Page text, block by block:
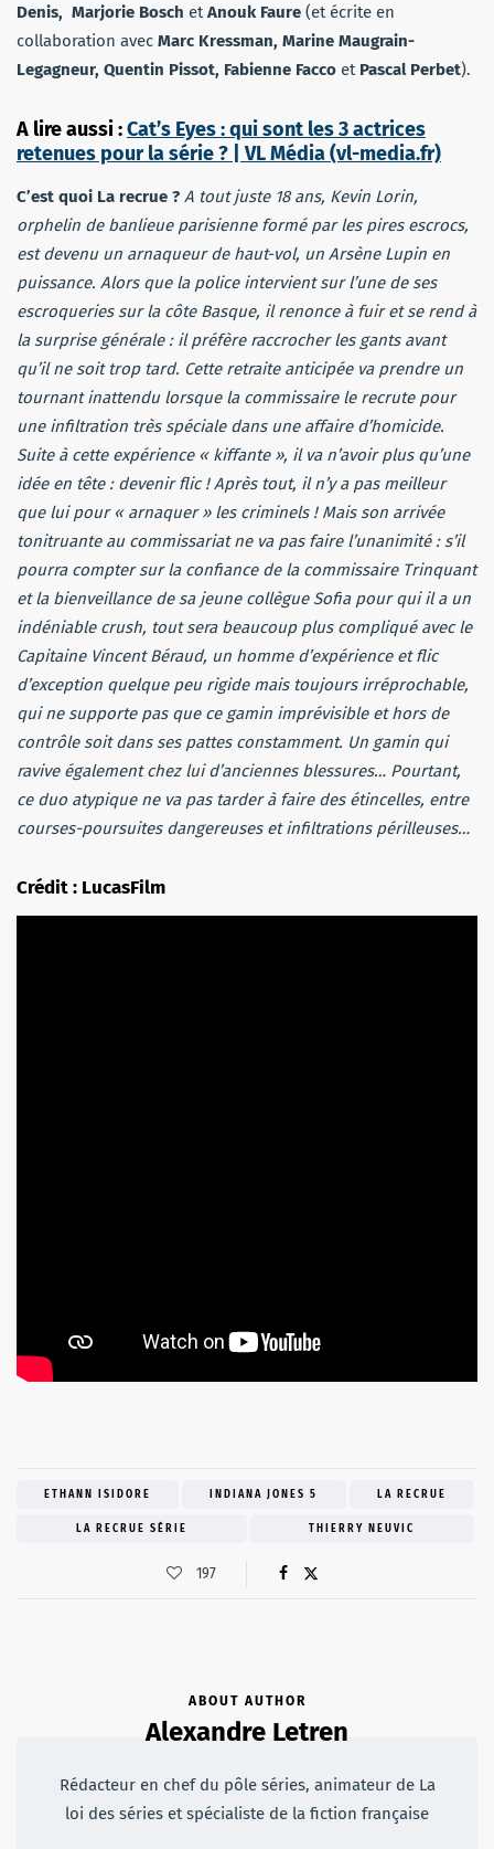
Denis, Marjorie Bosch et Anouk Faure (et écrite en
collaboration avec Marc Kressman, Marine Maugrain-
Legagneur, Quentin Pissot, Fabienne Facco et Pascal Perbet).
A lire aussi :Cat’s Eyes : qui sont les 3 actrices
retenues pour la série ? | VL Média (vl-media.fr)
C’est quoi La recrue ? A tout juste 18 ans, Kevin Lorin,
orphelin de banlieue parisienne formé par les pires escrocs,
est devenu un arnaqueur de haut-vol, un Arsène Lupin en
puissance. Alors que la police intervient sur l’une de ses
escroqueries sur la côte Basque, il renonce à fuir et se rend à
la surprise générale : il préfère raccrocher les gants avant
qu’il ne soit trop tard. Cette retraite anticipée va prendre un
tournant inattendu lorsque la commissaire le recrute pour
une infiltration très spéciale dans une affaire d’homicide.
Suite à cette expérience « kiffante », il va n’avoir plus qu’une
idée en tête : devenir flic ! Après tout, il n’y a pas meilleur
que lui pour « arnaquer » les criminels ! Mais son arrivée
tonitruante au commissariat ne va pas faire l’unanimité : s’il
pourra compter sur la confiance de la commissaire Trinquant
et la bienveillance de sa jeune collègue Sofia pour qui il a un
indéniable crush, tout sera beaucoup plus compliqué avec le
Capitaine Vincent Béraud, un homme d’expérience et flic
d’exception quelque peu rigide mais toujours irréprochable,
qui ne supporte pas que ce gamin imprévisible et hors de
contrôle soit dans ses pattes constamment. Un gamin qui
ravive également chez lui d’anciennes blessures… Pourtant,
ce duo atypique ne va pas tarder à faire des étincelles, entre
courses-poursuites dangereuses et infiltrations périlleuses…
Crédit : LucasFilm
ETHANN ISIDORE INDIANA JONES 5 LA RECRUE
LA RECRUE SÉRIE THIERRY NEUVIC
197
ABOUT AUTHOR
Alexandre Letren
Rédacteur en chef du pôle séries, animateur de La
loi des séries et spécialiste de la fiction française